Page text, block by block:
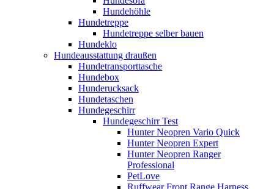
Hundehöhle
Hundetreppe
Hundetreppe selber bauen
Hundeklo
Hundeausstattung draußen
Hundetransporttasche
Hundebox
Hunderucksack
Hundetaschen
Hundegeschirr
Hundegeschirr Test
Hunter Neopren Vario Quick
Hunter Neopren Expert
Hunter Neopren Ranger
Professional
PetLove
Ruffwear Front Range Harness